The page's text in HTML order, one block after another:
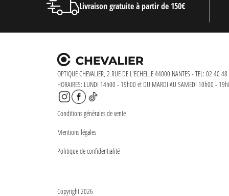
Livraison gratuite à partir de 150€
OPTIQUE CHEVALIER, 2 RUE DE L'ECHELLE 44000 NANTES - TEL: 02 40
HORAIRES: LUNDI 14h00 - 19h00 et DU MARDI AU SAMEDI 10h00 -
Conditions générales de vente
Mentions légales
Politique de confidentialité
Copyright 2026